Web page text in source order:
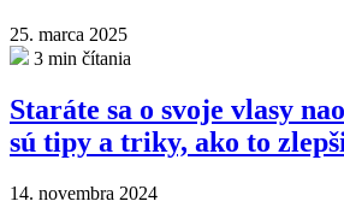
25. marca 2025
3 min čítania
Staráte sa o svoje vlasy
sú tipy a triky, ako to
14. novembra 2024